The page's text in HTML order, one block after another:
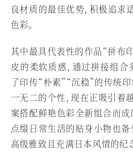
良材质的最佳优势，积极追
色彩。
其中最具代表性的作品“拼布
皮的柔软质感，通过拼接组
了印传“朴素”“沉稳”的传统
一无二的个性，现在正吸引着
案搭配鲜艳色彩全新组合而
点缀日常生活的贴身小物也
高级雅致且充满日本风情的纪